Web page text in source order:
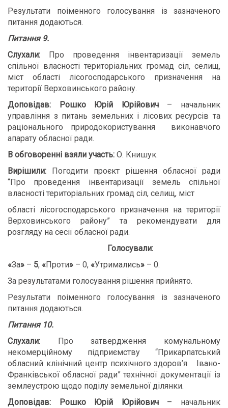
Результати поіменного голосування із зазначеного
питання додаються.
Питання 9.
Слухали: Про проведення інвентаризації земель
спільної власності територіальних громад сіл, селищ,
міст області лісогосподарського призначення на
території Верховинського району.
Доповідав: Рошко Юрій Юрійович– начальник
управління з питань земельних і лісових ресурсів та
раціонального природокористування
виконавчого
апарату обласної ради.
В обговоренні взяли участь: О. Книшук.
Вирішили: Погодити проєкт рішення обласної ради
“Про проведення інвентаризації земель спільної
власності територіальних громад сіл, селищ, міст
області лісогосподарського призначення на території
Верховинського району” та рекомендувати для
розгляду на сесії обласної ради.
Голосували:
«За» – 5, «Проти» – 0, «Утримались» – 0.
За результатами голосування рішення прийнято.
Результати поіменного голосування із зазначеного
питання додаються.
Питання 10.
Слухали: Про затвердження комунальному
некомерційному підприємству “Прикарпатський
обласний клінічний центр психічного здоров’я Івано-
Франківської обласної ради” технічної документації із
землеустрою щодо поділу земельної ділянки.
Доповідав: Рошко Юрій Юрійович– начальник